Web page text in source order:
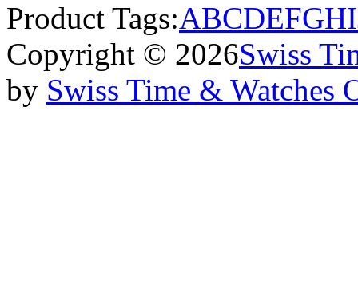
Product Tags:ABCDEFGHI
Copyright © 2026Swiss
by Swiss Time & Watches